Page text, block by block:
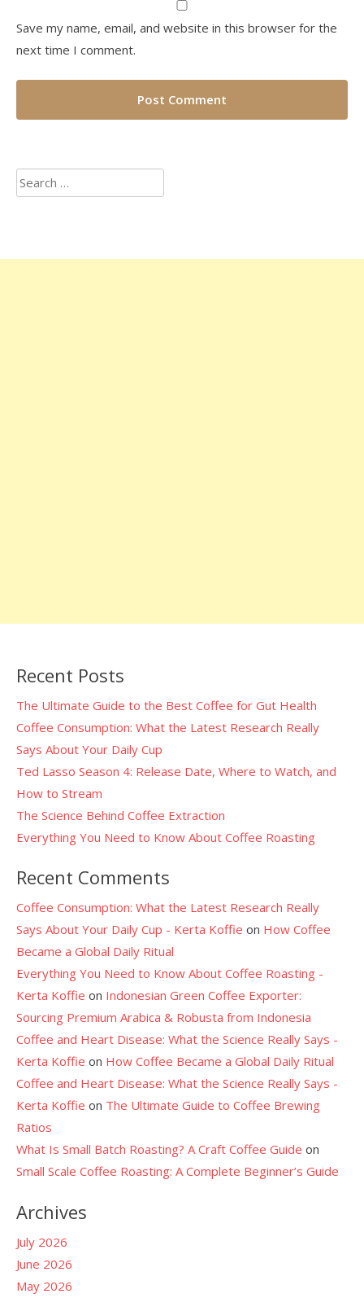
Save my name, email, and website in this browser for the
next time I comment.
Search
for:
Recent Posts
The Ultimate Guide to the Best Coffee for Gut Health
Coffee Consumption: What the Latest Research Really
Says About Your Daily Cup
Ted Lasso Season 4: Release Date, Where to Watch, and
How to Stream
The Science Behind Coffee Extraction
Everything You Need to Know About Coffee Roasting
Recent Comments
Coffee Consumption: What the Latest Research Really
Says About Your Daily Cup - Kerta Koffie on How Coffee
Became a Global Daily Ritual
Everything You Need to Know About Coffee Roasting -
Kerta Koffie on Indonesian Green Coffee Exporter:
Sourcing Premium Arabica & Robusta from Indonesia
Coffee and Heart Disease: What the Science Really Says -
Kerta Koffie on How Coffee Became a Global Daily Ritual
Coffee and Heart Disease: What the Science Really Says -
Kerta Koffie on The Ultimate Guide to Coffee Brewing
Ratios
What Is Small Batch Roasting? A Craft Coffee Guide on
Small Scale Coffee Roasting: A Complete Beginner’s Guide
Archives
July 2026
June 2026
May 2026